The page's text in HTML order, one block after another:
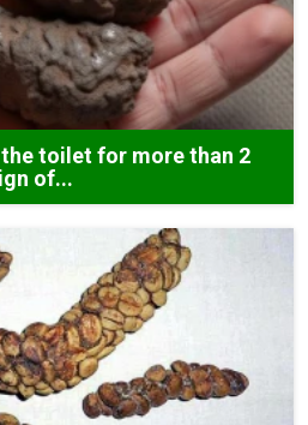
the toilet for more than 2
of...